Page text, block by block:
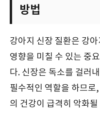
방법
강아지 신장 질환은 강
영향을 미칠 수 있는 중
다. 신장은 독소를 걸러
필수적인 역할을 하므로
의 건강이 급격히 악화